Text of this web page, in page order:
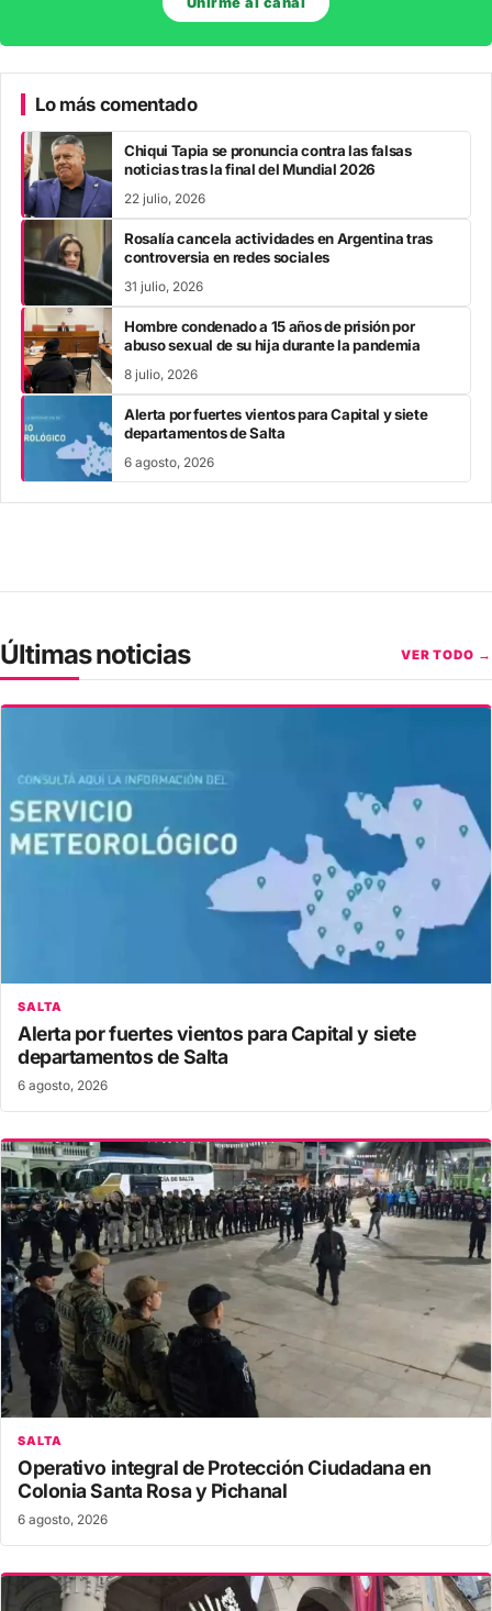
Lo más comentado
Chiqui Tapia se pronuncia contra las falsas
noticias tras la final del Mundial 2026
22 julio, 2026
Rosalía cancela actividades en Argentina tras
controversia en redes sociales
31 julio, 2026
Hombre condenado a 15 años de prisión por
abuso sexual de su hija durante la pandemia
8 julio, 2026
Alerta por fuertes vientos para Capital y siete
departamentos de Salta
6 agosto, 2026
Últimas noticias VER TODO →
SALTA
Alerta por fuertes vientos para Capital y siete
departamentos de Salta
6 agosto, 2026
SALTA
Operativo integral de Protección Ciudadana en
Colonia Santa Rosa y Pichanal
6 agosto, 2026